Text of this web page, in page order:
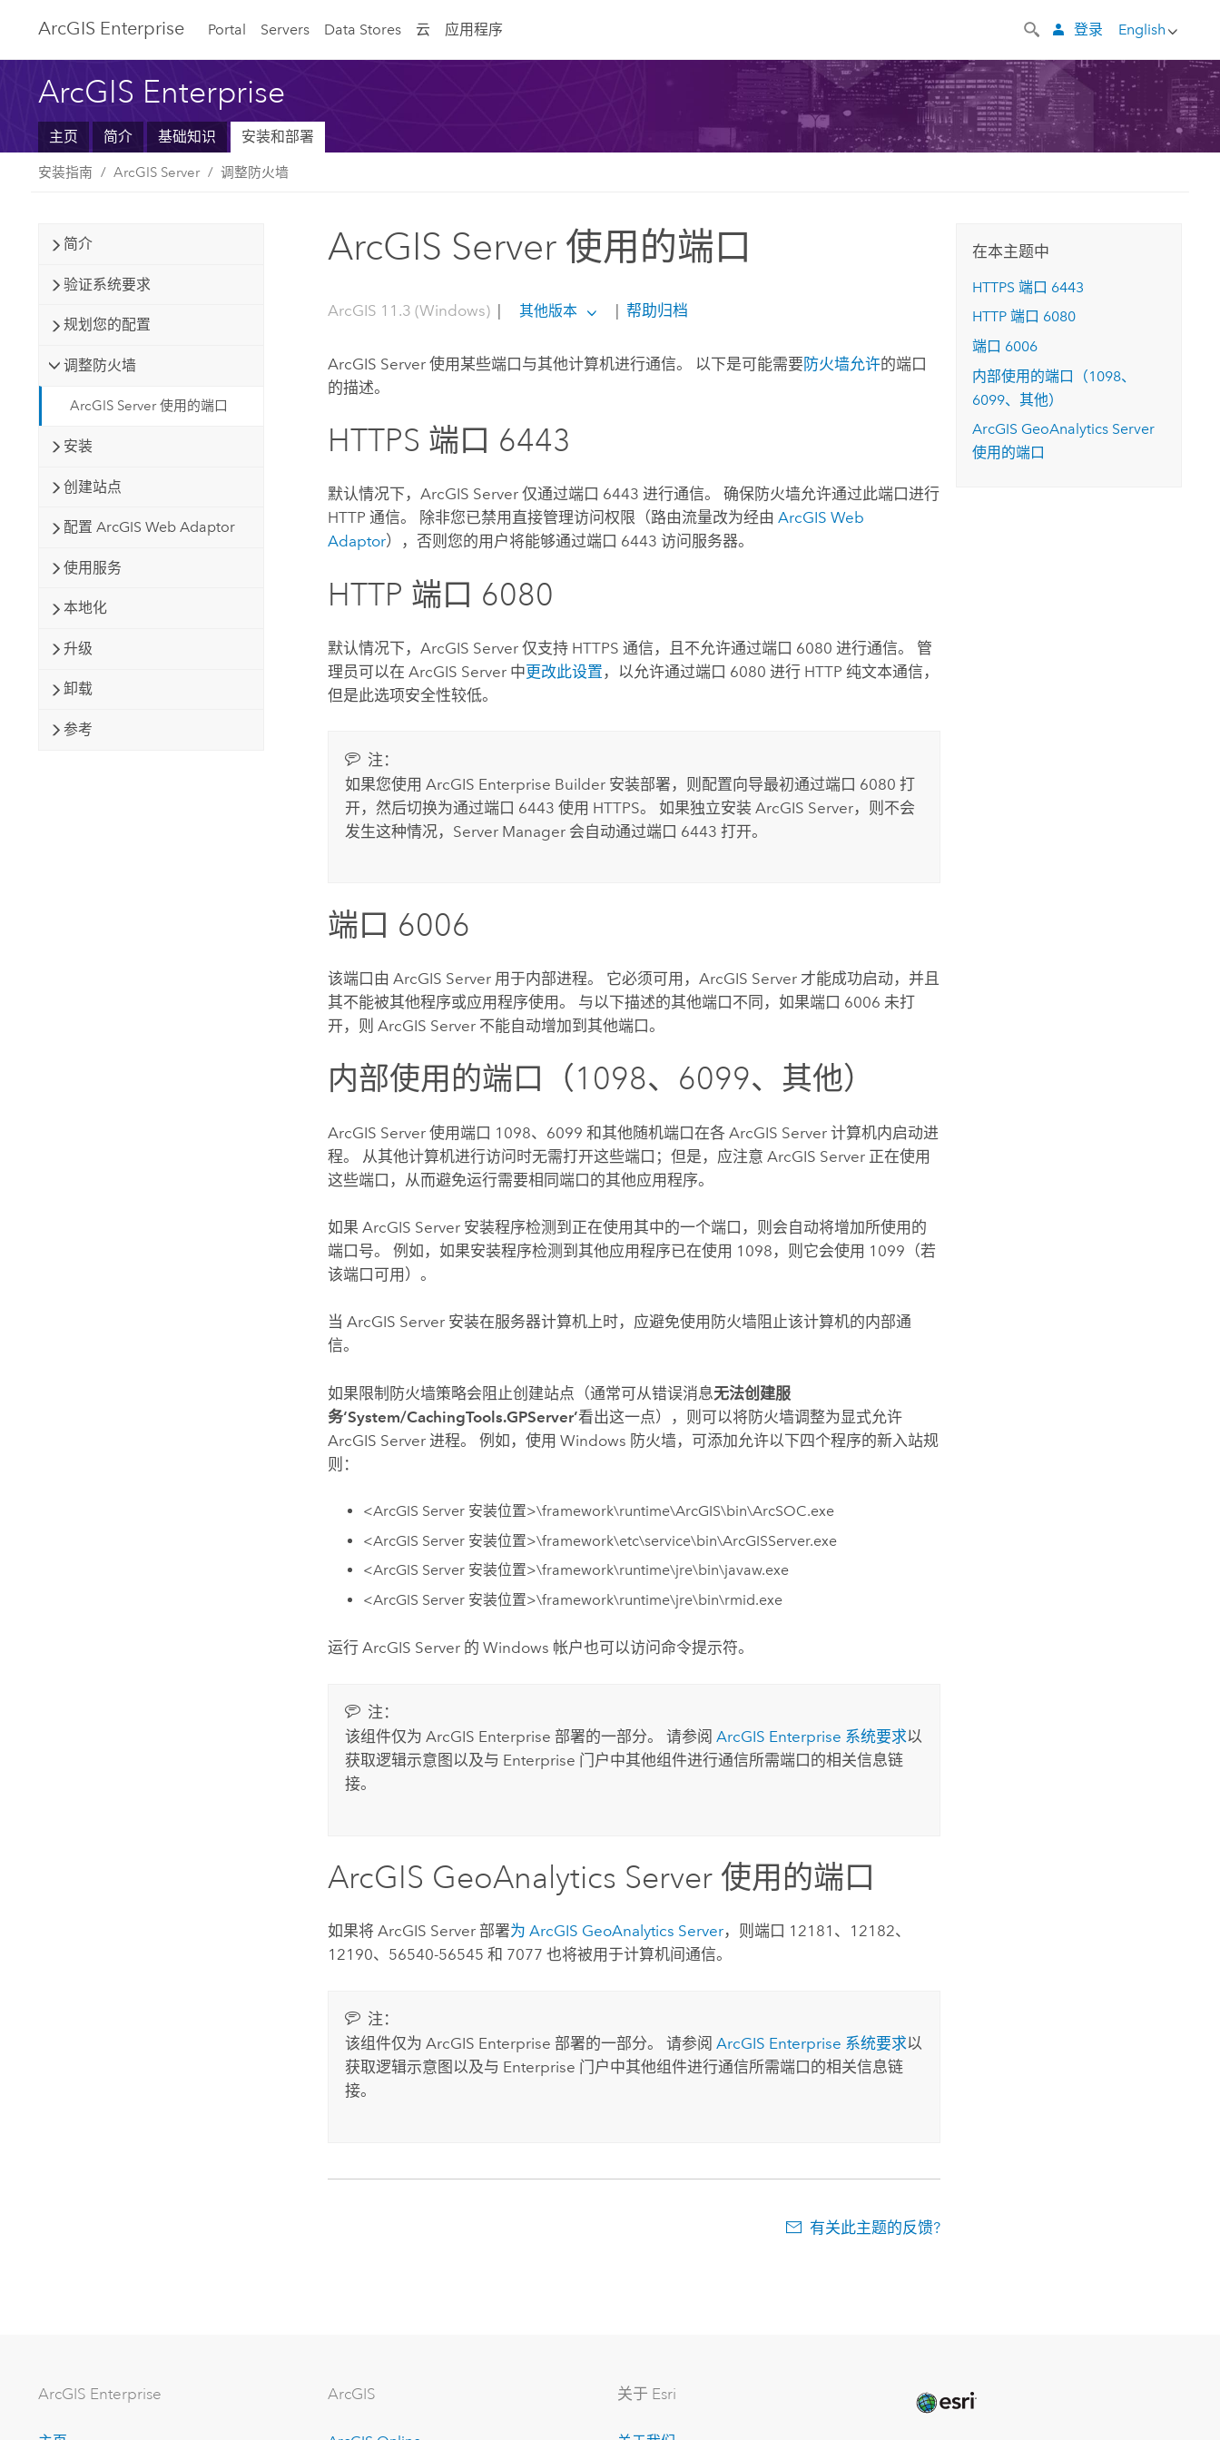
ArcGIS Enterprise Portal Servers Data Stores 云 应用程序 English
登录
ArcGIS Enterprise
主页 简介 基础知识 安装和部署
安装指南 ArcGIS Server 调整防火墙
简介
验证系统要求
规划您的配置
调整防火墙
ArcGIS Server 使用的端口
安装
创建站点
配置 ArcGIS Web Adaptor
使用服务
本地化
升级
卸载
参考
ArcGIS Server 使用的端口
ArcGIS 11.3 (Windows) | 其他版本 | 帮助归档
ArcGIS Server 使用某些端口与其他计算机进行通信。 以下是可能需要防火墙允许的端口
的描述。
HTTPS 端口 6443
默认情况下，ArcGIS Server 仅通过端口 6443 进行通信。 确保防火墙允许通过此端口进行
HTTP 通信。 除非您已禁用直接管理访问权限（路由流量改为经由ArcGIS Web
Adaptor），否则您的用户将能够通过端口 6443 访问服务器。
HTTP 端口 6080
默认情况下，ArcGIS Server 仅支持 HTTPS 通信，且不允许通过端口 6080 进行通信。 管
理员可以在ArcGIS Server 中更改此设置 ，以允许通过端口 6080 进行 HTTP 纯文本通信，
但是此选项安全性较低。
注：
如果您使用 ArcGIS Enterprise Builder安装部署，则配置向导最初通过端口 6080 打
开，然后切换为通过端口 6443 使用 HTTPS。 如果独立安装 ArcGIS Server，则不会
发生这种情况， Server Manager会自动通过端口 6443 打开。
端口 6006
该端口由ArcGIS Server 用于内部进程。 它必须可用，ArcGIS Server 才能成功启动，并且
其不能被其他程序或应用程序使用。 与以下描述的其他端口不同，如果端口 6006 未打
开，则ArcGIS Server 不能自动增加到其他端口。
内部使用的端口（1098、6099、其他）
ArcGIS Server 使用端口 1098、6099 和其他随机端口在各ArcGIS Server 计算机内启动进
程。 从其他计算机进行访问时无需打开这些端口；但是，应注意ArcGIS Server 正在使用
这些端口，从而避免运行需要相同端口的其他应用程序。
如果ArcGIS Server 安装程序检测到正在使用其中的一个端口，则会自动将增加所使用的
端口号。 例如，如果安装程序检测到其他应用程序已在使用 1098，则它会使用 1099（若
该端口可用）。
当ArcGIS Server 安装在服务器计算机上时，应避免使用防火墙阻止该计算机的内部通
信。
如果限制防火墙策略会阻止创建站点（通常可从错误消息无法创建服
务‘System/CachingTools.GPServer’看出这一点），则可以将防火墙调整为显式允许
ArcGIS Server 进程。 例如，使用 Windows 防火墙，可添加允许以下四个程序的新入站规
则：
<ArcGIS Server安装位置>\framework\runtime\ArcGIS\bin\ArcSOC.exe
<ArcGIS Server安装位置>\framework\etc\service\bin\ArcGISServer.exe
<ArcGIS Server安装位置>\framework\runtime\jre\bin\javaw.exe
<ArcGIS Server安装位置>\framework\runtime\jre\bin\rmid.exe
运行ArcGIS Server 的Windows 帐户也可以访问命令提示符。
注：
该组件仅为 ArcGIS Enterprise 部署的一部分。 请参阅 ArcGIS Enterprise 系统要求以
获取逻辑示意图以及与 Enterprise 门户中其他组件进行通信所需端口的相关信息链
接。
ArcGIS GeoAnalytics Server 使用的端口
如果将ArcGIS Server 部署为ArcGIS GeoAnalytics Server，则端口 12181、12182、
12190、56540-56545 和 7077 也将被用于计算机间通信。
注：
该组件仅为 ArcGIS Enterprise 部署的一部分。 请参阅 ArcGIS Enterprise 系统要求以
获取逻辑示意图以及与 Enterprise 门户中其他组件进行通信所需端口的相关信息链
接。
有关此主题的反馈?
在本主题中
HTTPS 端口 6443
HTTP 端口 6080
端口 6006
内部使用的端口（1098、
6099、其他）
ArcGIS GeoAnalytics Server
使用的端口
ArcGIS Enterprise ArcGIS 关于 Esri